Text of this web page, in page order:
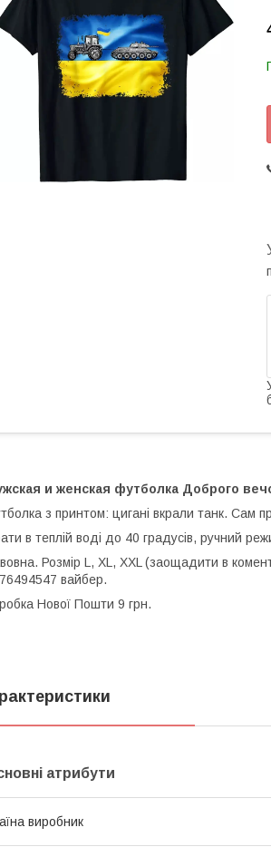
и женская футболка Доброго
з принтом: цигані вкрали танк. Сам
в теплій воді до 40 градусів, ручний
Розмір L, XL, XXL (заощадити в
вайбер.
Нової Пошти 9 грн.
атрибути
виробник